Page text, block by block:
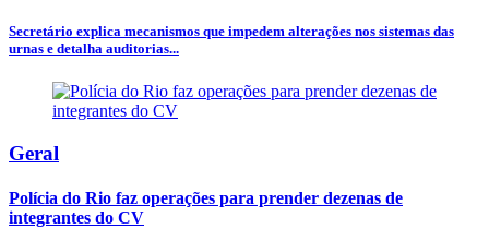
Secretário explica mecanismos que impedem alterações nos sistemas das
urnas e detalha auditorias...
Geral
Polícia do Rio faz operações para prender dezenas de
integrantes do CV